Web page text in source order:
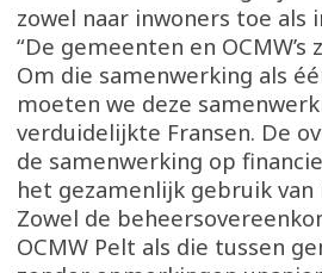
zowel naar inwoners toe als
“De gemeenten en
Om die samenwerking als
moeten we deze
verduidelijkte Fransen. De
de samenwerking op
het gezamenlijk gebruik
Zowel de
OCMW Pelt als die tussen